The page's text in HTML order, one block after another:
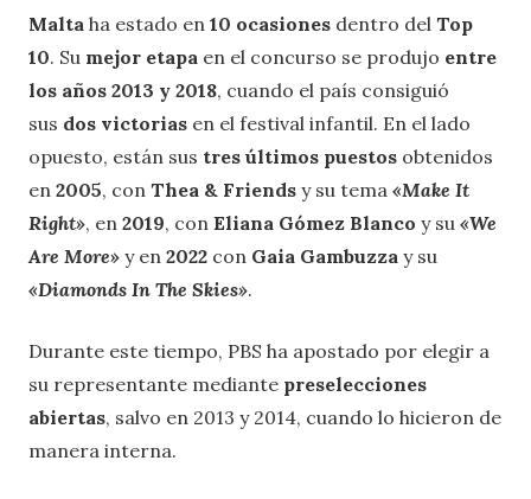
Malta ha estado en 10 ocasiones dentro del Top
10. Su mejor etapa en el concurso se produjo entre
los años 2013 y 2018, cuando el país consiguió
sus dos victorias en el festival infantil. En el lado
opuesto, están sus tres últimos puestos obtenidos
en 2005, con Thea & Friends y su tema «Make It
Right», en 2019, con Eliana Gómez Blanco y su «We
Are More» y en 2022 con Gaia Gambuzza y su
«Diamonds In The Skies».
Durante este tiempo, PBS ha apostado por elegir a
su representante mediante preselecciones
abiertas, salvo en 2013 y 2014, cuando lo hicieron de
manera interna.